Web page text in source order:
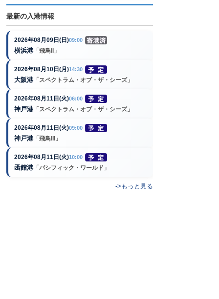
最新の入港情報
2026年08月09日(日)09:00
横浜港 「飛鳥II」
2026年08月10日(月)14:30
大阪港 「スペクトラム・オブ・ザ・シーズ」
2026年08月11日(火)06:00
神戸港 「スペクトラム・オブ・ザ・シーズ」
2026年08月11日(火)09:00
神戸港 「飛鳥III」
2026年08月11日(火)10:00
函館港 「パシフィック・ワールド」
->もっと見る